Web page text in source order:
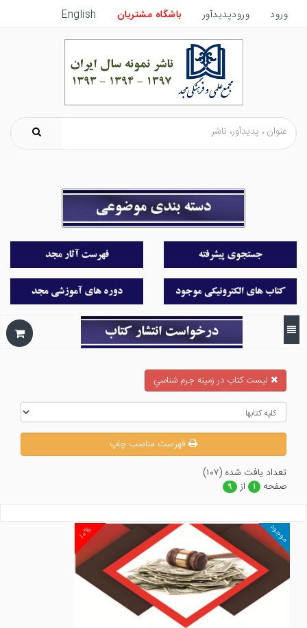
ورود ورودپدیدآور باشگاه مشتریان English
ليست كتاب در زمينه جرم شناسي
فهرست مناسب چاپ
تعداد يافت شده (۱۰۷)
صفحه
۱ از ۹
۱۰% موجود